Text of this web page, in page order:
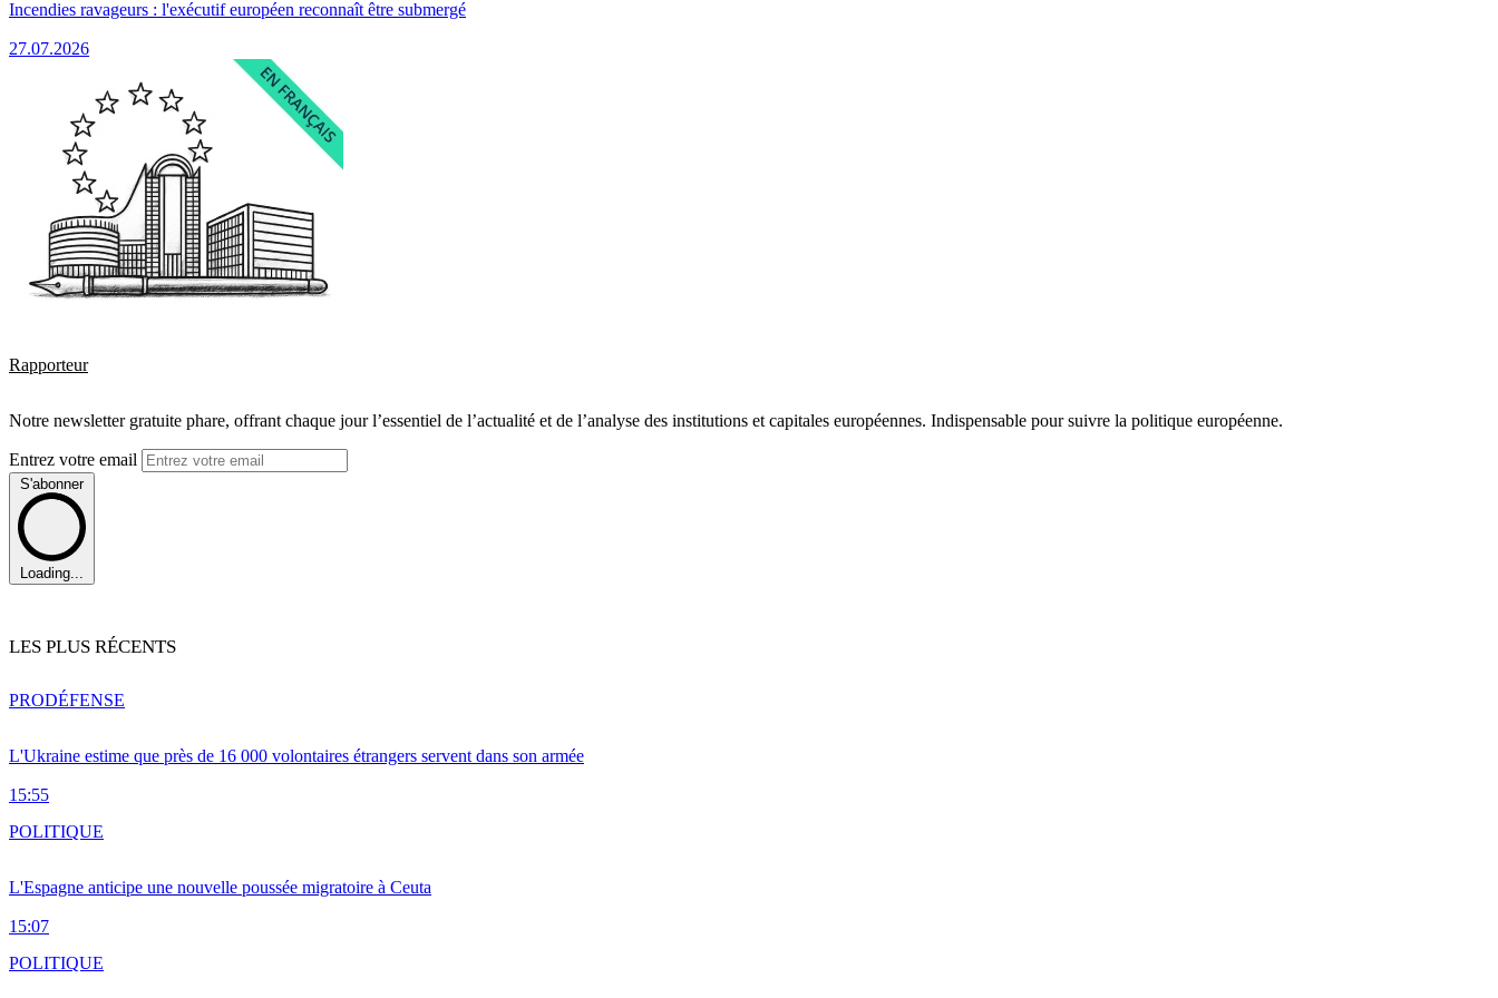
Incendies ravageurs : l'exécutif européen reconnaît être submergé
27.07.2026
Rapporteur
Notre newsletter gratuite phare, offrant chaque jour l’essentiel de l’actualité et de l’analyse des institutions et capitales européennes. Indispensable pour suivre la politique européenne.
Entrez votre email
S'abonner
Loading...
LES PLUS RÉCENTS
L'Ukraine estime que près de 16 000 volontaires étrangers servent dans son armée
15:55
PRODÉFENSE
L'Espagne anticipe une nouvelle poussée migratoire à Ceuta
15:07
POLITIQUE
POLITIQUE